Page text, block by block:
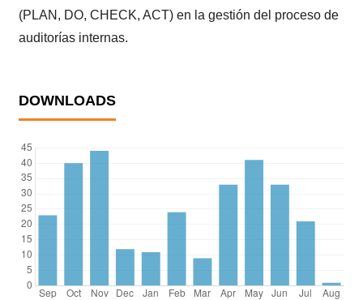
(PLAN, DO, CHECK, ACT) en la gestión del proceso de
auditorías internas.
DOWNLOADS